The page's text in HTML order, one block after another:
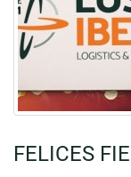
FELICES